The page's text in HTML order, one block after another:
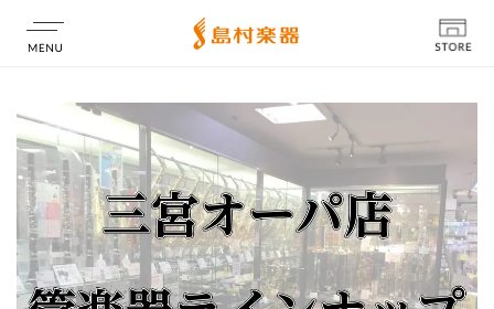
店舗情報